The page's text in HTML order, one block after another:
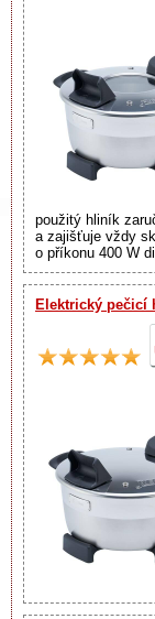
použitý hliník
a zajišťuje vždy
o příkonu 400 W
Elektrický pečicí